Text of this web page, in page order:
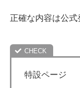
正確な内容は公式
特設ページ